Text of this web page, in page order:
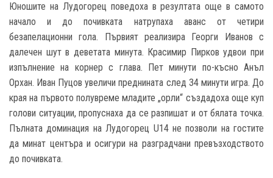
Юношите на Лудогорец поведоха в резултата още в самото
начало и до почивката натрупаха аванс от четири
безапелационни гола. Първият реализира Георги Иванов с
далечен шут в деветата минута. Красимир Пирков удвои при
изпълнение на корнер с глава. Пет минути по-късно Анъл
Орхан. Иван Пуцов увеличи преднината след 34 минути игра. До
края на първото полувреме младите „орли“ създадоха още куп
голови ситуации, пропуснаха да се разпишат и от бялата точка.
Пълната доминация на Лудогорец U14 не позволи на гостите
да минат центъра и осигури на разградчани превъзходството
до почивката.